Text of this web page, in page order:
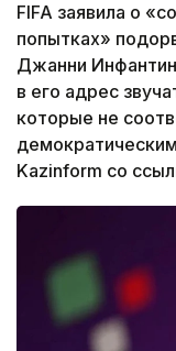
FIFA заявила о
попытках»
Джанни
в его адрес
которые не
Kazinform со